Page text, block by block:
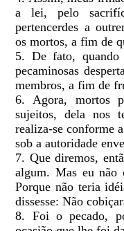
a lei, pelo
pertencerdes a
os mortos, a fim de
5. De fato, quando
pecaminosas
membros, a fim de
6. Agora, mortos
sujeitos, dela nos
realiza-se conforme
sob a autoridade
7. Que diremos,
algum. Mas eu não
Porque não teria
dissesse: Não
8. Foi o pecado,